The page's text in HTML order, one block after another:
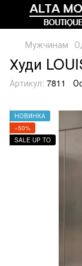
Мужчинам
Худи
Артикул: 7811
НОВИНКА
−50%
SALE UP TO